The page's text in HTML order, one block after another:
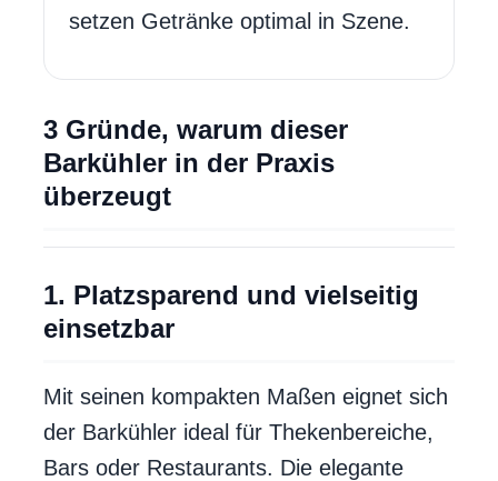
setzen Getränke optimal in Szene.
3 Gründe, warum dieser
Barkühler in der Praxis
überzeugt
1. Platzsparend und vielseitig
einsetzbar
Mit seinen kompakten Maßen eignet sich
der Barkühler ideal für Thekenbereiche,
Bars oder Restaurants. Die elegante